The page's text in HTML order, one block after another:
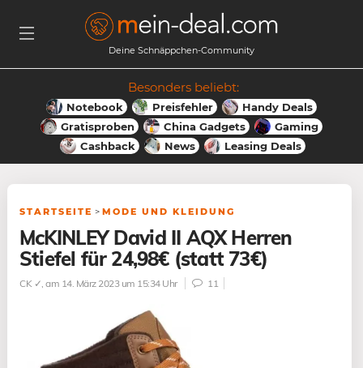
Deine Schnäppchen-Community
Besonders beliebt:
Notebook Preisfehler
Handy Deals
Gratisproben
China Gadgets
Gaming
Cashback
News Leasing Deals
STARTSEITE > MODE UND KLEIDUNG
McKINLEY David II AQX Herren
Stiefel für 24,98€ (statt 73€)
CK ✓, am 14. März 2023 um 15:34 Uhr 11